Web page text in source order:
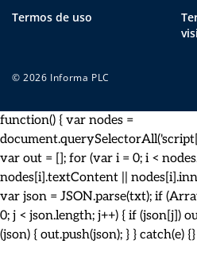
Termos de uso
© 2026 Informa PLC
function() { var nodes =
var out = []; for (var i = 0; i <
nodes[i].textContent ||
var json = JSON.parse(txt); if
0; j < json.length; j++) { if (json[j])
(json) { out.push(json); } } catch(e)